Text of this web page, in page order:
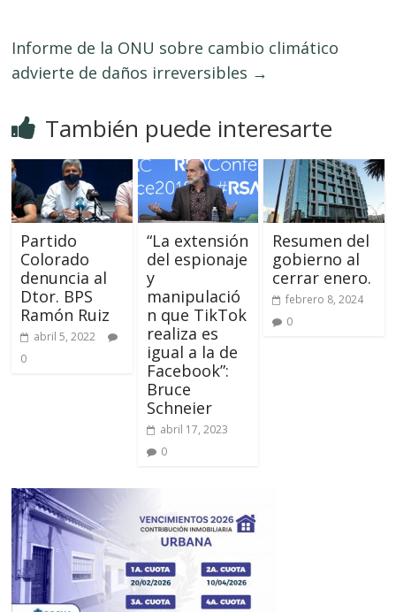
Informe de la ONU sobre cambio climático
advierte de daños irreversibles →
También puede interesarte
Partido
Colorado
denuncia al
Dtor. BPS
Ramón Ruiz
abril 5, 2022
0
“La extensión
del espionaje
y
manipulació
n que TikTok
realiza es
igual a la de
Facebook”:
Bruce
Schneier
abril 17, 2023
0
Resumen del
gobierno al
cerrar enero.
febrero 8, 2024
0